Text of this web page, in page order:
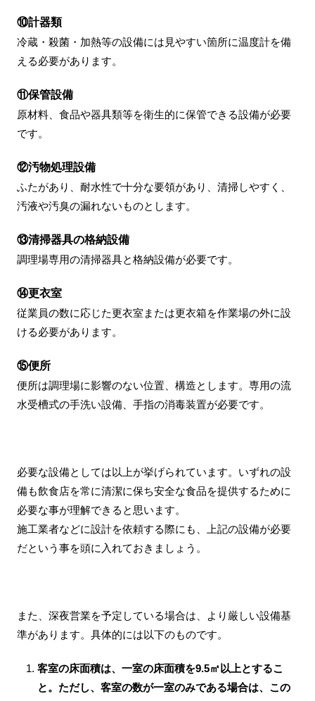
⑩計器類
冷蔵・殺菌・加熱等の設備には見やすい箇所に温度計を備
える必要があります。
⑪保管設備
原材料、食品や器具類等を衛生的に保管できる設備が必要
です。
⑫汚物処理設備
ふたがあり、耐水性で十分な要領があり、清掃しやすく、
汚液や汚臭の漏れないものとします。
⑬清掃器具の格納設備
調理場専用の清掃器具と格納設備が必要です。
⑭更衣室
従業員の数に応じた更衣室または更衣箱を作業場の外に設
ける必要があります。
⑮便所
便所は調理場に影響のない位置、構造とします。専用の流
水受槽式の手洗い設備、手指の消毒装置が必要です。
必要な設備としては以上が挙げられています。いずれの設
備も飲食店を常に清潔に保ち安全な食品を提供するために
必要な事が理解できると思います。
施工業者などに設計を依頼する際にも、上記の設備が必要
だという事を頭に入れておきましょう。
また、深夜営業を予定している場合は、より厳しい設備基
準があります。具体的には以下のものです。
客室の床面積は、一室の床面積を9.5㎡以上とするこ
と。ただし、客室の数が一室のみである場合は、この